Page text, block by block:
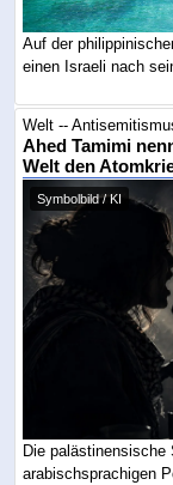
Auf der
einen Israeli nach
Welt --
Ahed Tamimi
Welt den
Symbolbild / KI
Die palästinensische
arabischsprachigen